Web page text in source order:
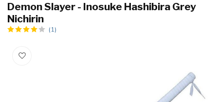
Demon Slayer - Inosuke Hashibira Grey
Nichirin
(1)